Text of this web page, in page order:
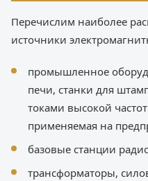
Перечислим наиболее
источники
промышленное
печи, станки для
токами высокой
применяемая на
базовые станции
трансформаторы,